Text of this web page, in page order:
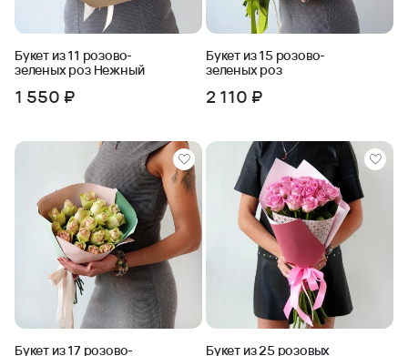
Букет из 11 розово-
зеленых роз Нежный
1 550 ₽
Букет из 15 розово-
зеленых роз
2 110 ₽
Букет из 17 розово- Букет из 25 розовых